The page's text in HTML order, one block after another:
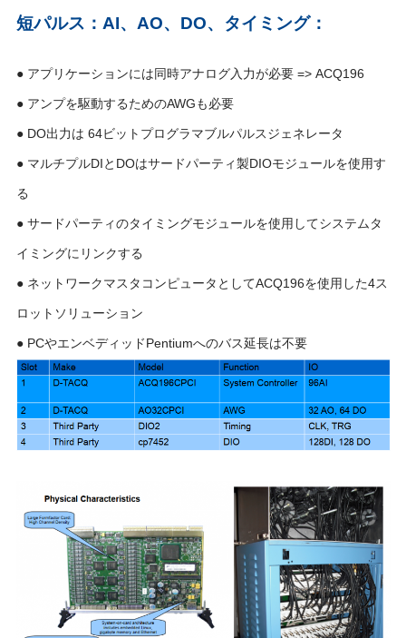
短パルス：AI、AO、DO、タイミング：
● アプリケーションには同時アナログ入力が必要 => ACQ196
● アンプを駆動するためのAWGも必要
● DO出力は 64ビットプログラマブルパルスジェネレータ
● マルチプルDIとDOはサードパーティ製DIOモジュールを使用す
る
● サードパーティのタイミングモジュールを使用してシステムタ
イミングにリンクする
● ネットワークマスタコンピュータとしてACQ196を使用した4ス
ロットソリューション
● PCやエンベディッドPentiumへのバス延長は不要